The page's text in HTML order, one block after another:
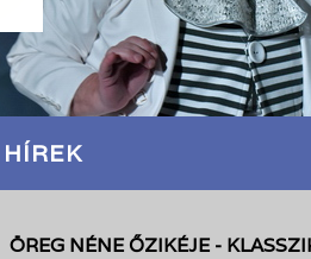
HÍREK
ÖREG NÉNE ŐZIKÉJE -